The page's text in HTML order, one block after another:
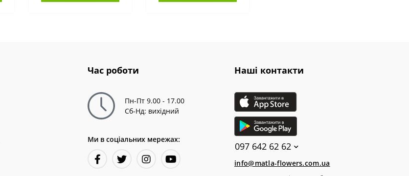
Час роботи
Пн-Пт 9.00 - 17.00
Сб-Нд: вихідний
Ми в соціальних мережах:
Наші контакти
097 642 62 62
info@matla-flowers.com.ua